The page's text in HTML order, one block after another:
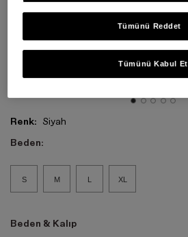
Renk: Siyah
Beden:
S M L XL
Beden & Kalıp
Tümünü Reddet
Tümünü Kabul Et